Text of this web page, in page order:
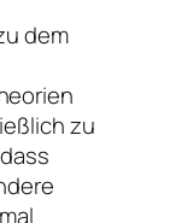
dem
zu